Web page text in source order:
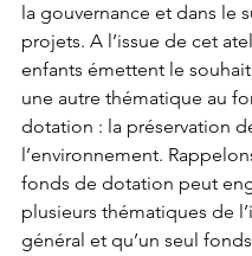
la gouvernance et dans le
projets. A l’issue de cet
enfants émettent le
une autre thématique au
dotation : la préservation
l’environnement.
fonds de dotation peut
plusieurs thématiques de
général et qu’un seul